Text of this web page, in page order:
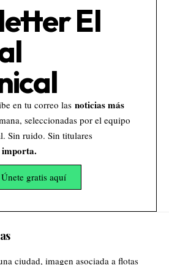
El
en tu correo las noticias más
seleccionadas por el equipo
Sin ruido. Sin titulares
importa.
Únete gratis aquí